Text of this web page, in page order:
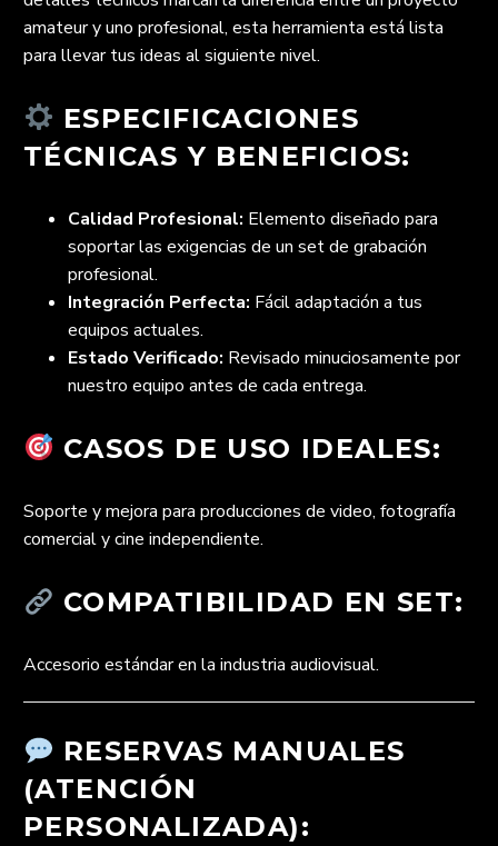
amateur y uno profesional, esta herramienta está lista
para llevar tus ideas al siguiente nivel.
ESPECIFICACIONES
TÉCNICAS Y BENEFICIOS:
Calidad Profesional: Elemento diseñado para
soportar las exigencias de un set de grabación
profesional.
Integración Perfecta: Fácil adaptación a tus
equipos actuales.
Estado Verificado: Revisado minuciosamente por
nuestro equipo antes de cada entrega.
CASOS DE USO IDEALES:
Soporte y mejora para producciones de video, fotografía
comercial y cine independiente.
COMPATIBILIDAD EN SET:
Accesorio estándar en la industria audiovisual.
RESERVAS MANUALES
(ATENCIÓN
PERSONALIZADA):